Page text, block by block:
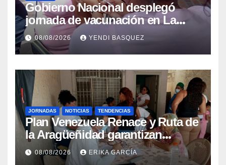
Gobierno Nacional desplegó
jornada de vacunación en La
Guaira para garantizar protección
epidemiológica
08/08/2026 YENDI BASQUEZ
JORNADAS NOTICIAS TENDENCIAS
Plan Venezuela Renace y Ruta de
la Aragüeñidad garantizan
atención médica integral en
Aragua
08/08/2026 ERIKA GARCÍA